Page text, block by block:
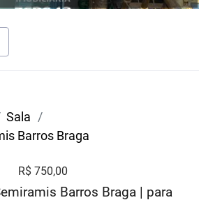
Sala
Barros Braga
R$ 750,00
Barros Braga | para